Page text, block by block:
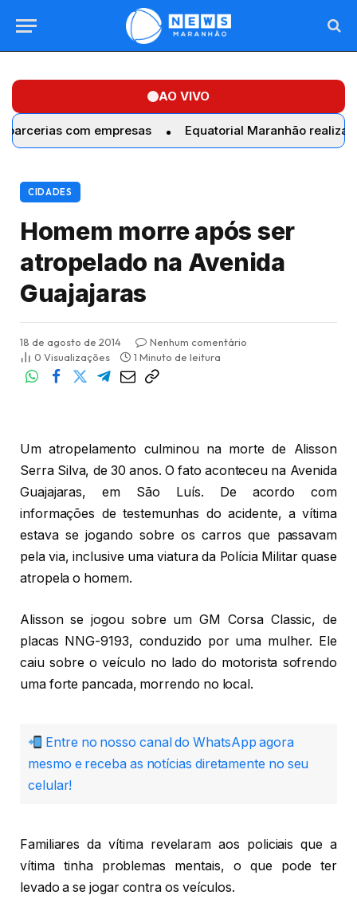
AO VIVO
com empresas Equatorial Maranhão realiza troca
CIDADES
Homem morre após ser
atropelado na Avenida
Guajajaras
18 de agosto de 2014
Nenhum comentário
0 Visualizações 1 Minuto de leitura
Um atropelamento culminou na morte de Alisson
Serra Silva, de 30 anos. O fato aconteceu na Avenida
Guajajaras, em São Luís. De acordo com
informações de testemunhas do acidente, a vítima
estava se jogando sobre os carros que passavam
pela via, inclusive uma viatura da Polícia Militar quase
atropela o homem.
Alisson se jogou sobre um GM Corsa Classic, de
placas NNG-9193, conduzido por uma mulher. Ele
caiu sobre o veículo no lado do motorista sofrendo
uma forte pancada, morrendo no local.
Entre no nosso canal do WhatsApp agora
mesmo e receba as notícias diretamente no seu
celular!
Familiares da vítima revelaram aos policiais que a
vítima tinha problemas mentais, o que pode ter
levado a se jogar contra os veículos.